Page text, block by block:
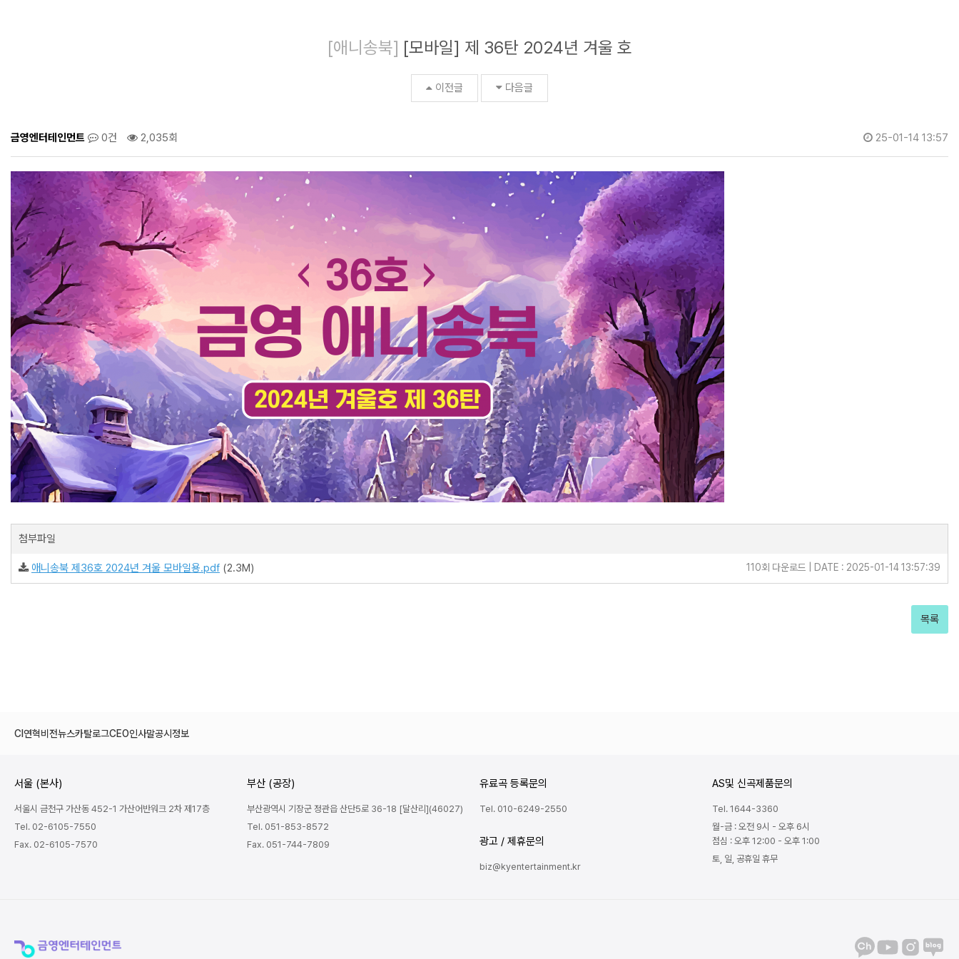
[애니송북] [모바일] 제 36탄 2024년 겨울 호
이전글 다음글
금영엔터테인먼트 0건 2,035회 25-01-14 13:57
첨부파일
애니송북 제36호 2024년 겨울 모바일용.pdf (2.3M) 110회 다운로드 | DATE : 2025-01-14 13:57:39
목록
CI연혁비전뉴스카탈로그CEO인사말공시정보
서울 (본사)
서울시 금천구 가산동 452-1 가산어반워크 2차 제17층
Tel. 02-6105-7550
Fax. 02-6105-7570
부산 (공장)
부산광역시 기장군 정관읍 산단5로 36-18 [달산리](46027)
Tel. 051-853-8572
Fax. 051-744-7809
유료곡 등록문의
Tel. 010-6249-2550
광고 / 제휴문의
biz@kyentertainment.kr
AS및 신곡제품문의
Tel. 1644-3360
월-금 : 오전 9시 - 오후 6시
점심 : 오후 12:00 - 오후 1:00
토, 일, 공휴일 휴무